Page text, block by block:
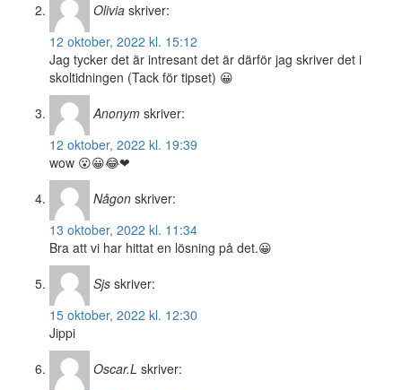
Olivia skriver:
12 oktober, 2022 kl. 15:12
Jag tycker det är intresant det är därför jag skriver det i
skoltidningen (Tack för tipset) 😀
Anonym skriver:
12 oktober, 2022 kl. 19:39
wow 😮😀😂❤
Någon skriver:
13 oktober, 2022 kl. 11:34
Bra att vi har hittat en lösning på det.😀
Sjs skriver:
15 oktober, 2022 kl. 12:30
Jippi
Oscar.L skriver: